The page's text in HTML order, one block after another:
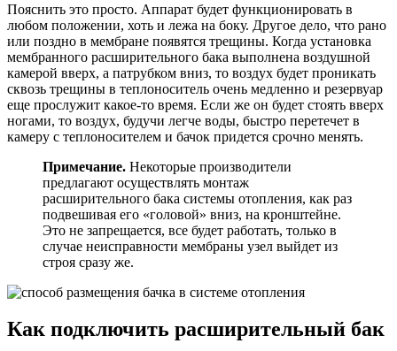
Пояснить это просто. Аппарат будет функционировать в
любом положении, хоть и лежа на боку. Другое дело, что рано
или поздно в мембране появятся трещины. Когда установка
мембранного расширительного бака выполнена воздушной
камерой вверх, а патрубком вниз, то воздух будет проникать
сквозь трещины в теплоноситель очень медленно и резервуар
еще прослужит какое-то время. Если же он будет стоять вверх
ногами, то воздух, будучи легче воды, быстро перетечет в
камеру с теплоносителем и бачок придется срочно менять.
Примечание. Некоторые производители
предлагают осуществлять монтаж
расширительного бака системы отопления, как раз
подвешивая его «головой» вниз, на кронштейне.
Это не запрещается, все будет работать, только в
случае неисправности мембраны узел выйдет из
строя сразу же.
Как подключить расширительный бак